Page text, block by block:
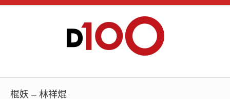
棍妖 – 林祥焜